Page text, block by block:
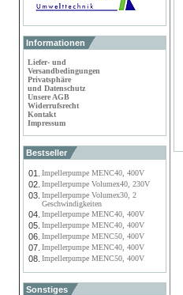
Informationen
Liefer- und
Versandbedingungen
Privatsphäre
und Datenschutz
Unsere AGB
Widerrufsrecht
Kontakt
Impressum
Bestseller
01. Impellerpumpe MENC40, 400V
02. Impellerpumpe Volumex40, 230V
03. Impellerpumpe Volumex30, 2
Geschwindigkeiten
04. Impellerpumpe MENC40, 400V
05. Impellerpumpe MENC40, 400V
06. Impellerpumpe MENC50, 400V
07. Impellerpumpe MENC40, 400V
08. Impellerpumpe MENC50, 400V
Sonstiges